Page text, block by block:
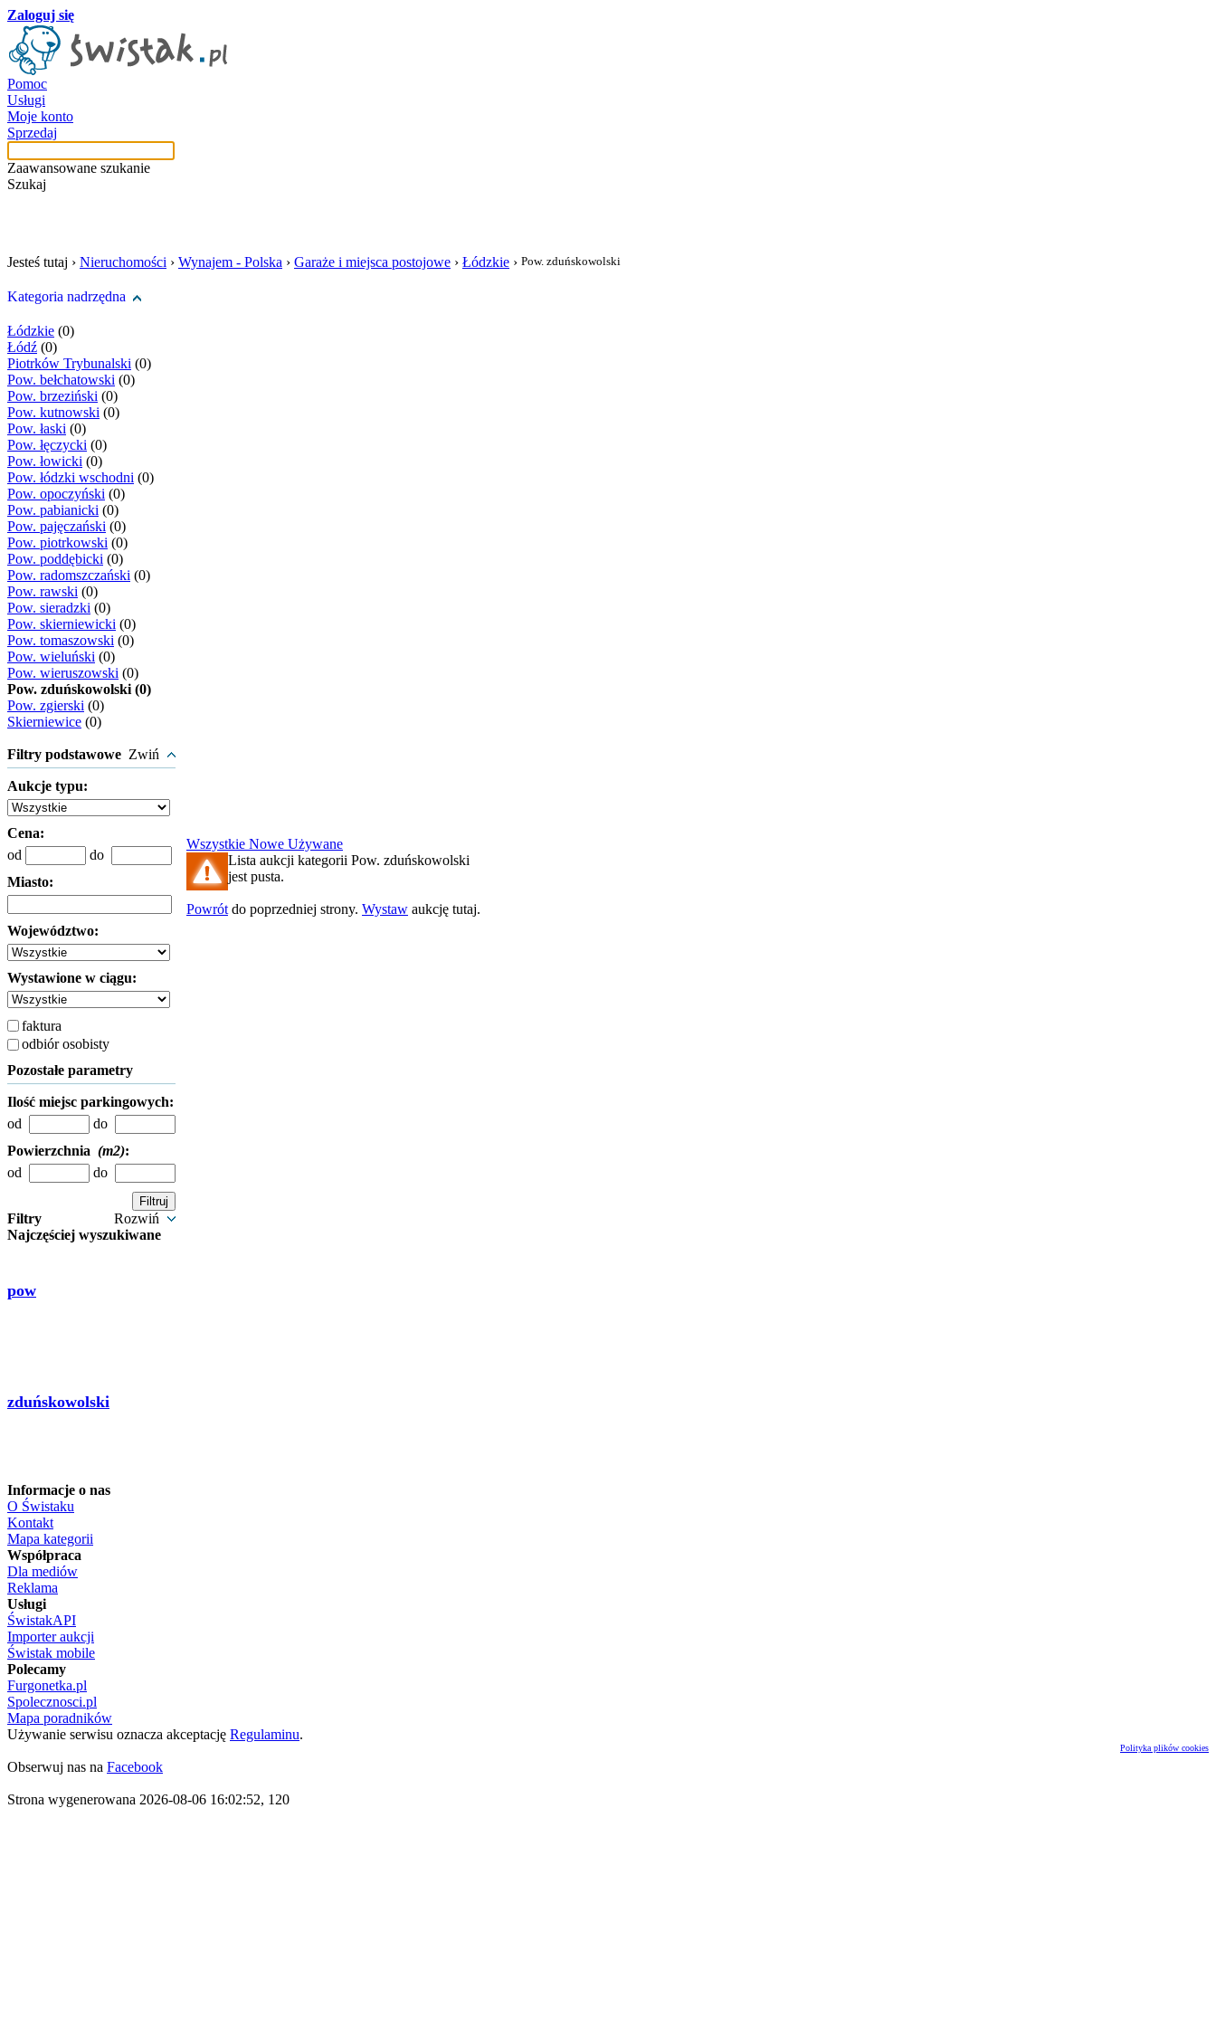
Zaloguj się
Pomoc
Usługi
Moje konto
Sprzedaj
Zaawansowane szukanie
Szukaj
Jesteś tutaj › Nieruchomości › Wynajem - Polska › Garaże i miejsca postojowe › Łódzkie › Pow. zduńskowolski
Kategoria nadrzędna
Łódzkie (0)
Łódź (0)
Piotrków Trybunalski (0)
Pow. bełchatowski (0)
Pow. brzeziński (0)
Pow. kutnowski (0)
Pow. łaski (0)
Pow. łęczycki (0)
Pow. łowicki (0)
Pow. łódzki wschodni (0)
Pow. opoczyński (0)
Pow. pabianicki (0)
Pow. pajęczański (0)
Pow. piotrkowski (0)
Pow. poddębicki (0)
Pow. radomszczański (0)
Pow. rawski (0)
Pow. sieradzki (0)
Pow. skierniewicki (0)
Pow. tomaszowski (0)
Pow. wieluński (0)
Pow. wieruszowski (0)
Pow. zduńskowolski (0)
Pow. zgierski (0)
Skierniewice (0)
Filtry podstawowe Zwiń
Aukcje typu:
Cena:
od
do
Miasto:
Województwo:
Wystawione w ciągu:
faktura
odbiór osobisty
Pozostałe parametry
Ilość miejsc parkingowych:
od
do
Powierzchnia (m2):
od
do
Filtry
Rozwiń
Najczęściej wyszukiwane
pow
zduńskowolski
Wszystkie Nowe Używane
Lista aukcji kategorii Pow. zduńskowolski
jest pusta.
Powrót do poprzedniej strony. Wystaw aukcję tutaj.
Informacje o nas
O Świstaku
Kontakt
Mapa kategorii
Współpraca
Dla mediów
Reklama
Usługi
ŚwistakAPI
Importer aukcji
Świstak mobile
Polecamy
Furgonetka.pl
Spolecznosci.pl
Mapa poradników
Używanie serwisu oznacza akceptację Regulaminu.
Polityka plików cookies
Obserwuj nas na Facebook
Strona wygenerowana 2026-08-06 16:02:52, 120